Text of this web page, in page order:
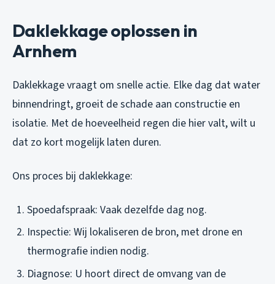
Daklekkage oplossen in
Arnhem
Daklekkage vraagt om snelle actie. Elke dag dat water
binnendringt, groeit de schade aan constructie en
isolatie. Met de hoeveelheid regen die hier valt, wilt u
dat zo kort mogelijk laten duren.
Ons proces bij daklekkage:
Spoedafspraak: Vaak dezelfde dag nog.
Inspectie: Wij lokaliseren de bron, met drone en
thermografie indien nodig.
Diagnose: U hoort direct de omvang van de